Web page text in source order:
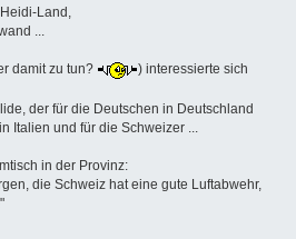
Land,
...
damit zu tun?
) interessierte sich
der für die Deutschen in Deutschland
Italien und für die Schweizer ...
in der Provinz:
die Schweiz hat eine gute Luftabwehr,